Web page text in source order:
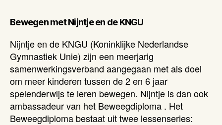
Bewegen met Nijntje en de KNGU
Nijntje en de KNGU (Koninklijke Nederlandse
Gymnastiek Unie) zijn een meerjarig
samenwerkingsverband aangegaan met als doel
om meer kinderen tussen de 2 en 6 jaar
spelenderwijs te leren bewegen. Nijntje is dan ook
ambassadeur van het Beweegdiploma . Het
Beweegdiploma bestaat uit twee lessenseries: